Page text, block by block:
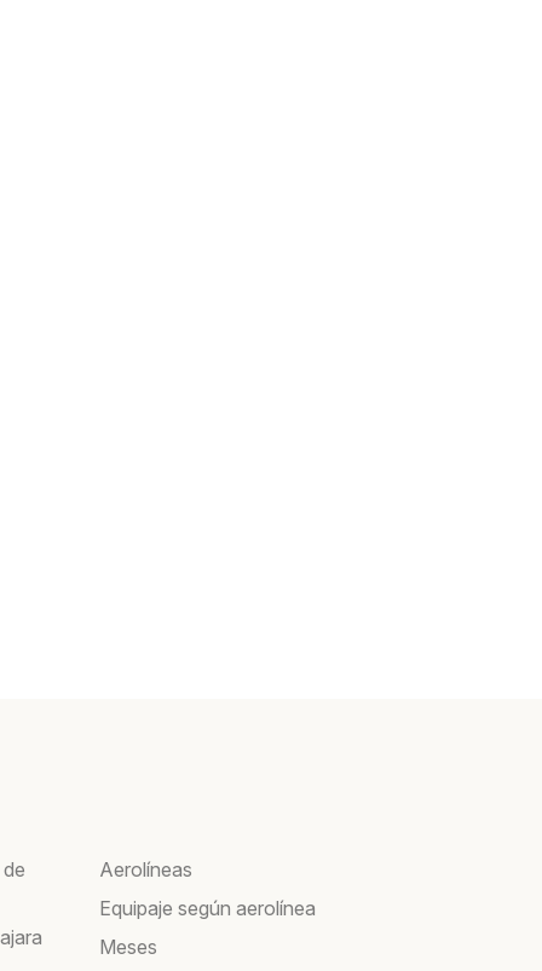
Aerolíneas
Equipaje según aerolínea
Meses